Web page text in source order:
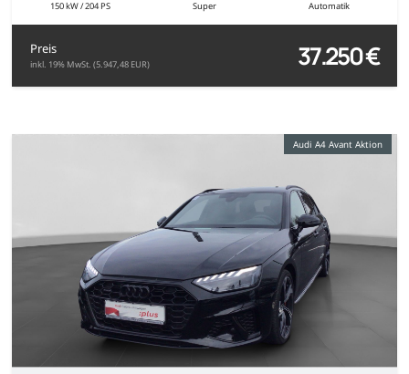
150 kW / 204 PS Super Automatik
Preis
inkl. 19% MwSt. (5.947,48 EUR) 37.250 €
Audi A4 Avant Aktion